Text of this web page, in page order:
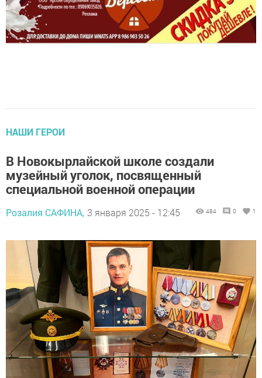
НАШИ ГЕРОИ
В Новокырлайской школе создали
музейный уголок, посвященный
специальной военной операции
Розалия САФИНА, 3 января 2025 - 12:45